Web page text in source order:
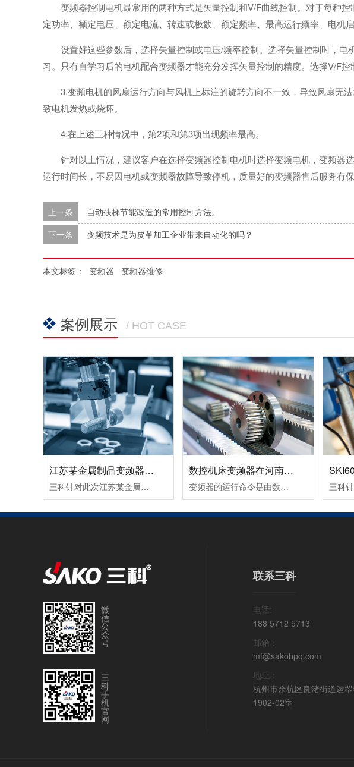
变频器控制电机最常用的两种方式是矢量控制和V/F曲线控制。对于每种
定功率、额定电压、额定电流、转速或极数、额定频率、最高运行频率、电机
设置好这些参数后，选择矢量控制或电压/频率控制。选择矢量控制时，
习。只有自学习后的电机配合变频器才能充分发挥矢量控制的精度。选择V/F控
3.变频电机的风扇运行方向与风机上标注的旋转方向不一致，导致风扇无
致电机发热或烧坏。
4.在上述三种情况中，第2项和第3项出现频率最高。
针对以上情况，建议客户在选择变频器控制电机时选择变频电机，变频器
运行时间长，不易因电机或变频器故障导致停机，质量好的变频器售后服务有保
上一条
自动扶梯节能改造的常用控制方法。
下一条 变频技术是为皮革加工企业带来自动化的吗？
本文标签： 变频器 变频器维修
案例展示 / HOT CASE
江苏某金属制品变频器节能改造案例！
三科针对此次江苏某金属制品变频器节能改造案例除了采用变频调速让电机达到理想工作转速外，在提高球磨机的研磨效率所取得的节能效果也很好。由于球磨机在设计时，都考虑到保证电动机的最大输出转矩，而实际生产过程中，往往达不到最大输出转矩，电动机处于轻载（不满载）工作状态，其功率因数和效率都较低。这时可通......
数控机床变频器在河南数控设备中的应用案例！
变频器的运行命令是由数控系列发出运行指令，一个正转命令FWD（S1输入），一个反转命令REV（S2输入）。频率信号是由数控系统输出转速信号S(0～10VDC），从变频器AI2端子输入频率指令即可改变频器的频率，从而改变电机的转速。变频器输出故障信号（R1A，R1C）到数控系统，变频器报故障代码时，使机床控制系统停止工作。
微
信
公
众
号
三
科
手
机
官
网
联系三科
电话:
188 5712 5713
邮箱：
mf@sakobpq.com
地址：
杭州市余杭区良渚街道运
1902-02室